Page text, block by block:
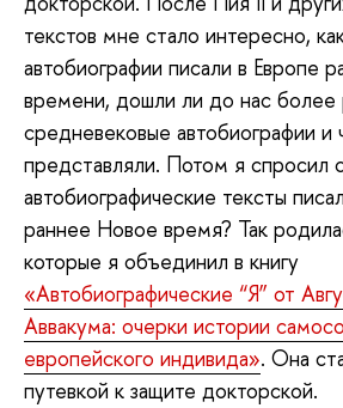
текстов мне стало интересно,
автобиографии писали в Европе
времени, дошли ли до нас более
средневековые автобиографии и
представляли. Потом я спросил
автобиографические тексты
раннее Новое время? Так
которые я объединил в книгу
«Автобиографические “Я” от
Аввакума: очерки истории
европейского индивида». Она
путевкой к защите докторской.